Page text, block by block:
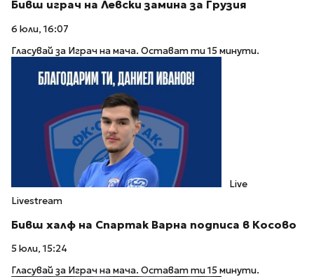
Бивш играч на Левски замина за Грузия
6 юли, 16:07
Гласувай за Играч на мача. Остават ти 15 минути.
Live
Livestream
Бивш халф на Спартак Варна подписа в Косово
5 юли, 15:24
Гласувай за Играч на мача. Остават ти 15 минути.